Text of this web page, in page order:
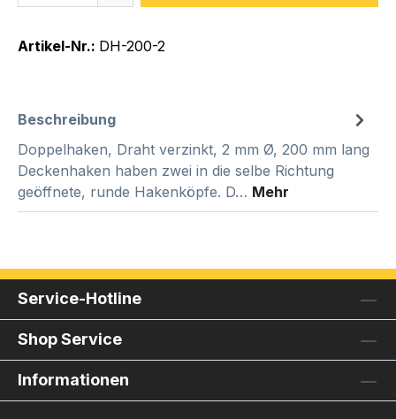
Artikel-Nr.: DH-200-2
Beschreibung
Doppelhaken, Draht verzinkt, 2 mm Ø, 200 mm lang
Deckenhaken haben zwei in die selbe Richtung
geöffnete, runde Hakenköpfe. D… Mehr
Service-Hotline
Shop Service
Informationen